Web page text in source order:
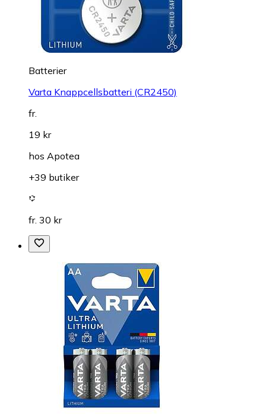
Batterier
Varta Knappcellsbatteri (CR2450)
fr.
19 kr
hos Apotea
+39 butiker
fr. 30 kr